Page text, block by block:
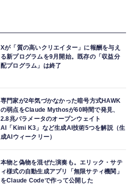
Xが「質の高いクリエイター」に報酬を与え
る新プログラムを9月開始。既存の「収益分
配プログラム」は終了
専門家が2年気づかなかった暗号方式HAWK
の弱点をClaude Mythosが60時間で発見、
2.8兆パラメータのオープンウェイト
AI「Kimi K3」など生成AI技術5つを解説（生
成AIウィークリー）
本物と偽物を混ぜた演奏も。エリック・サテ
ィ様式の自動生成アプリ「無限サティ機関」
をClaude Codeで作って公開した